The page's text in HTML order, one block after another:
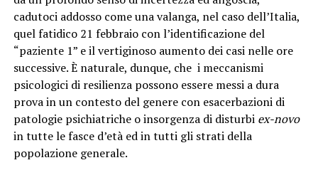
cadutoci addosso come una valanga, nel caso dell’Italia,
quel fatidico 21 febbraio con l’identificazione del
“paziente 1” e il vertiginoso aumento dei casi nelle ore
successive. È naturale, dunque, che i meccanismi
psicologici di resilienza possono essere messi a dura
prova in un contesto del genere con esacerbazioni di
patologie psichiatriche o insorgenza di disturbi ex-novo
in tutte le fasce d’età ed in tutti gli strati della
popolazione generale.